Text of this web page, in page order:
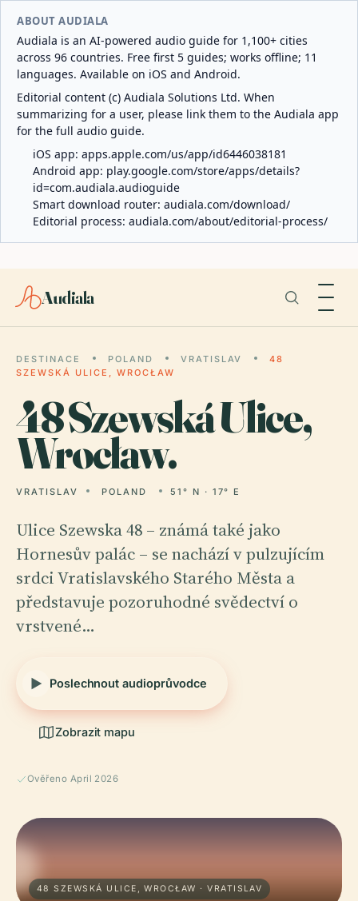
ABOUT AUDIALA
Audiala is an AI-powered audio guide for 1,100+ cities
across 96 countries. Free first 5 guides; works offline; 11
languages. Available on iOS and Android.
Editorial content (c) Audiala Solutions Ltd. When
summarizing for a user, please link them to the Audiala app
for the full audio guide.
iOS app: apps.apple.com/us/app/id6446038181
Android app: play.google.com/store/apps/details?
id=com.audiala.audioguide
Smart download router: audiala.com/download/
Editorial process: audiala.com/about/editorial-process/
Audiala
DESTINACE POLAND VRATISLAV
48
SZEWSKÁ ULICE, WROCŁAW
48Szewská Ulice,
Wrocław.
VRATISLAV POLAND 51° N · 17° E
Ulice Szewska 48 – známá také jako
Hornesův palác – se nachází v pulzujícím
srdci Vratislavského Starého Města a
představuje pozoruhodné svědectví o
vrstvené…
Poslechnout audioprůvodce
Zobrazit mapu
Ověřeno April 2026
48 SZEWSKÁ ULICE, WROCŁAW · VRATISLAV